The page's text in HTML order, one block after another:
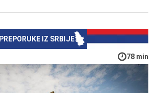
PREPORUKE IZ SRBIJE
78 min